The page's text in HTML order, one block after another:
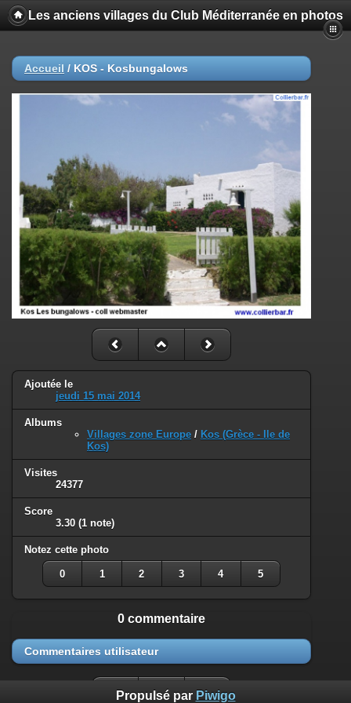
Les anciens villages du Club Méditerranée en photos
Accueil / KOS - Kosbungalows
Ajoutée le
jeudi 15 mai 2014
Albums
Villages zone Europe / Kos (Grèce - Ile de
Kos)
Visites
24377
Score
3.30 (1 note)
Notez cette photo
0 1 2 3 4 5
0 commentaire
Commentaires utilisateur
Propulsé par Piwigo